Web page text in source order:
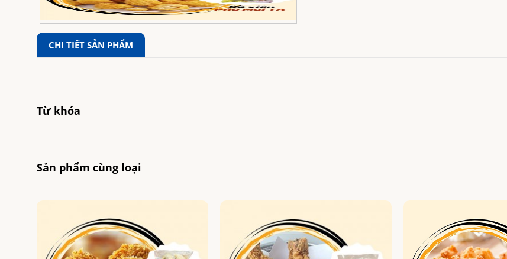
CHI TIẾT SẢN PHẨM
Từ khóa
Sản phẩm cùng loại